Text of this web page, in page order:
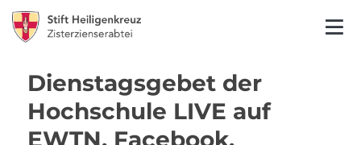
Dienstagsgebet der
Hochschule LIVE auf
EWTN, Facebook,